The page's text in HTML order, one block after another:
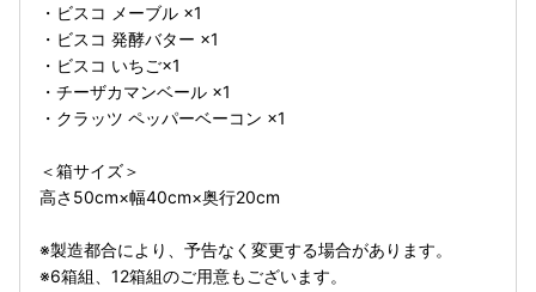
・ビスコ メーブル ×1
・ビスコ 発酵バター ×1
・ビスコ いちご×1
・チーザカマンベール ×1
・クラッツ ペッパーベーコン ×1
＜箱サイズ＞
高さ50cm×幅40cm×奥行20cm
※製造都合により、予告なく変更する場合があります。
※6箱組、12箱組のご用意もございます。